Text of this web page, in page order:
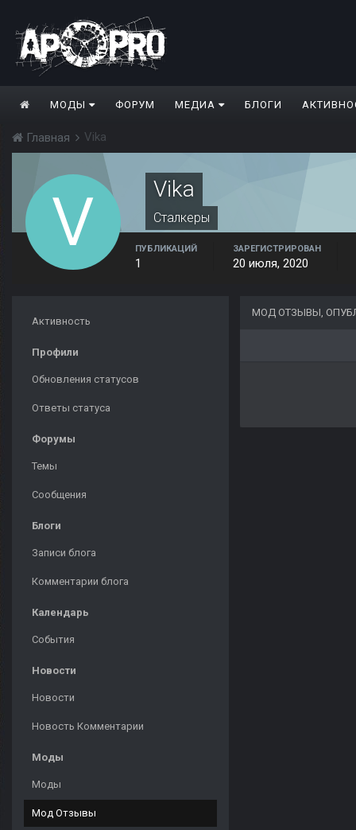
МОДЫ ФОРУМ МЕДИА БЛОГИ
Главная Vika
Vika
Сталкеры
ПУБЛИКАЦИЙ
1
ЗАРЕГИСТРИРОВАН
20 июля, 2020
Активность
Профили
Обновления статусов
Ответы статуса
Форумы
Темы
Сообщения
Блоги
Записи блога
Комментарии блога
Календарь
События
Новости
Новости
Новость Комментарии
Моды
Моды
Мод Отзывы
МОД ОТЗЫВЫ,